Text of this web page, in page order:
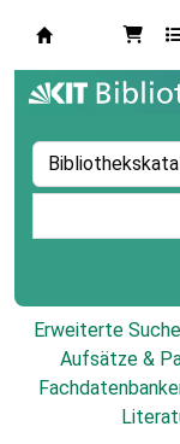
Erweiterte Suche
Aufsätze &